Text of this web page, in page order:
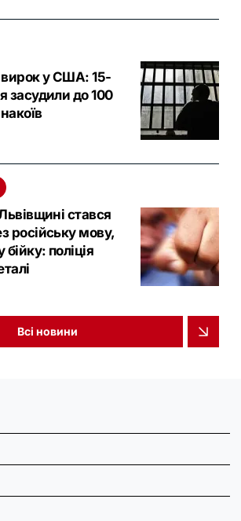
у США: 15-
засудили до 100
стався
російську мову,
поліція
Всі новини